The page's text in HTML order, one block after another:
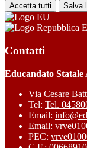
Accetta tutti Salva
Contatti
Educandato
Via Cesare
Tel: Tel.
Email:
Email:
PEC: